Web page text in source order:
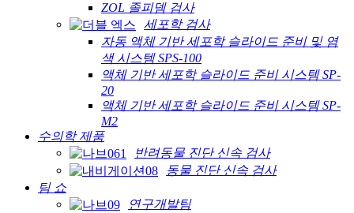
ZOL 졸피뎀 검사
세포학 검사
자동 액체 기반 세포학 슬라이드 준비 및 염
색 시스템 SPS-100
액체 기반 세포학 슬라이드 준비 시스템 SP-
20
액체 기반 세포학 슬라이드 준비 시스템 SP-
M2
수의학 제품
반려동물 진단 신속 검사
동물 진단 신속 검사
팀 쇼
연구개발팀